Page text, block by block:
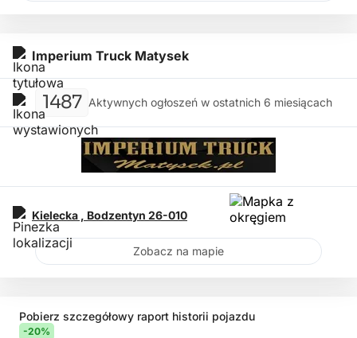
Pobierz szczegółowy raport historii pojazdu
-20%
Imperium Truck Matysek
1487 Aktywnych ogłoszeń w ostatnich 6 miesiącach
Kielecka , Bodzentyn 26-010
Zobacz na mapie